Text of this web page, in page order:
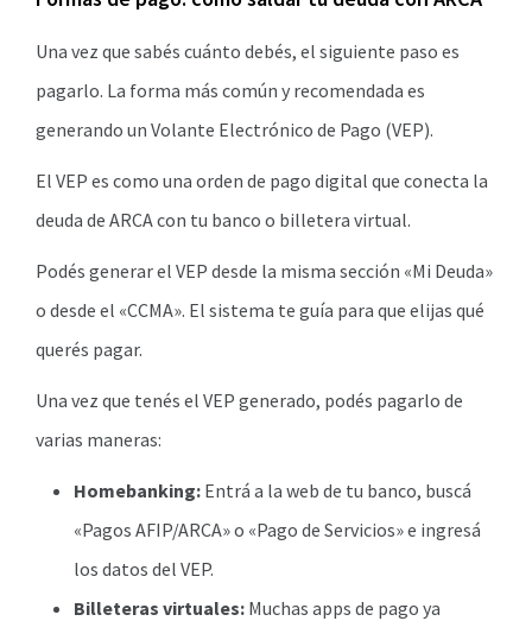
Una vez que sabés cuánto debés, el siguiente paso es
pagarlo. La forma más común y recomendada es
generando un Volante Electrónico de Pago (VEP).
El VEP es como una orden de pago digital que conecta la
deuda de ARCA con tu banco o billetera virtual.
Podés generar el VEP desde la misma sección «Mi Deuda»
o desde el «CCMA». El sistema te guía para que elijas qué
querés pagar.
Una vez que tenés el VEP generado, podés pagarlo de
varias maneras:
Homebanking: Entrá a la web de tu banco, buscá
«Pagos AFIP/ARCA» o «Pago de Servicios» e ingresá
los datos del VEP.
Billeteras virtuales: Muchas apps de pago ya